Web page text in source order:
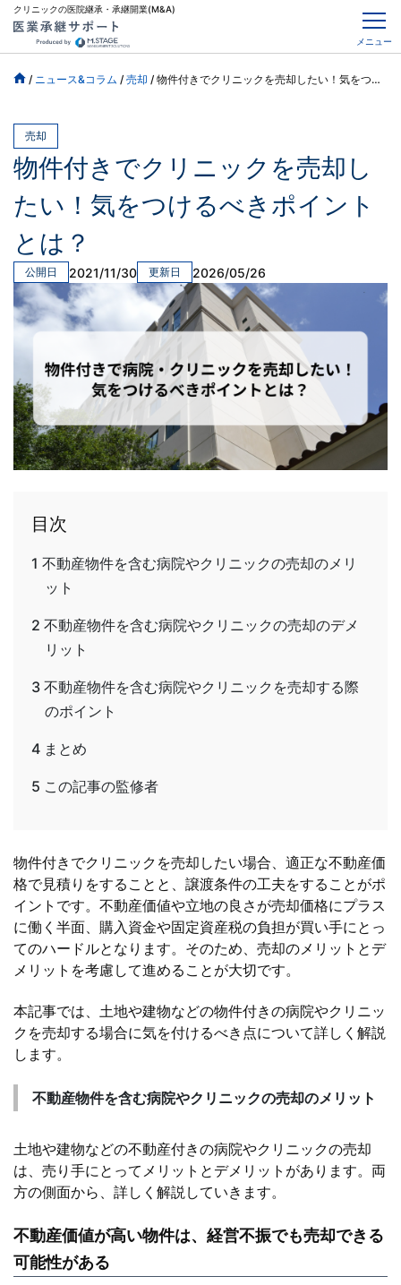
クリニックの医院継承・承継開業(M&A)
メニュー
/ ニュース&コラム / 売却 / 物件付きでクリニックを売却したい！気をつけるべきポイントとは？
売却
物件付きでクリニックを売却し
たい！気をつけるべきポイント
とは？
公開日 2021/11/30 更新日 2026/05/26
目次
1 不動産物件を含む病院やクリニックの売却のメリ
ット
2 不動産物件を含む病院やクリニックの売却のデメ
リット
3 不動産物件を含む病院やクリニックを売却する際
のポイント
4 まとめ
5 この記事の監修者
物件付きでクリニックを売却したい場合、適正な不動産価
格で見積りをすることと、譲渡条件の工夫をすることがポ
イントです。不動産価値や立地の良さが売却価格にプラス
に働く半面、購入資金や固定資産税の負担が買い手にとっ
てのハードルとなります。そのため、売却のメリットとデ
メリットを考慮して進めることが大切です。
本記事では、土地や建物などの物件付きの病院やクリニッ
クを売却する場合に気を付けるべき点について詳しく解説
します。
不動産物件を含む病院やクリニックの売却のメリット
土地や建物などの不動産付きの病院やクリニックの売却
は、売り手にとってメリットとデメリットがあります。両
方の側面から、詳しく解説していきます。
不動産価値が高い物件は、経営不振でも売却できる
可能性がある